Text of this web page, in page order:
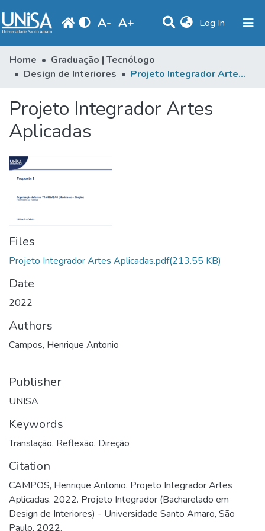
A- A+ Log In (current)
Communities & Collections
Statistics
Browse
Produção Docente
Periodicals
Home
Graduação | Tecnólogo
Design de Interiores
Projeto Integrador Artes Aplicadas
Projeto Integrador Artes
Aplicadas
Files
Projeto Integrador Artes Aplicadas.pdf(213.55 KB)
Date
2022
Authors
Campos, Henrique Antonio
Publisher
UNISA
Keywords
Translação, Reflexão, Direção
Citation
CAMPOS, Henrique Antonio. Projeto Integrador Artes
Aplicadas. 2022. Projeto Integrador (Bacharelado em
Design de Interiores) - Universidade Santo Amaro, São
Paulo, 2022.